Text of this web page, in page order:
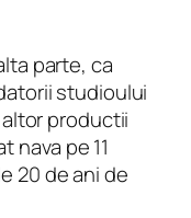
parte, ca
studioului
productii
nava pe 11
20 de ani de